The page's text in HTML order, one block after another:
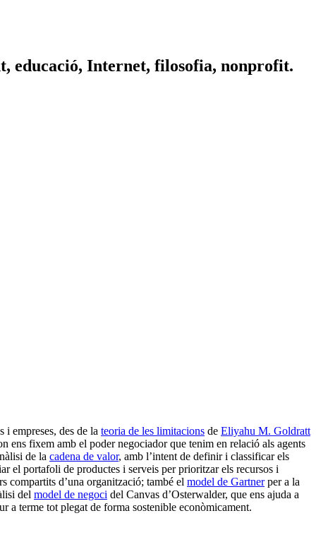
educació, Internet, filosofia, nonprofit.
empreses, des de la teoria de les limitacions de Eliyahu M. Goldratt
ens fixem amb el poder negociador que tenim en relació als agents
de la cadena de valor, amb l’intent de definir i classificar els
el portafoli de productes i serveis per prioritzar els recursos i
compartits d’una organització; també el model de Gartnerper a la
del model de negoci del Canvas d’Osterwalder, que ens ajuda a
a terme tot plegat de forma sostenible econòmicament.